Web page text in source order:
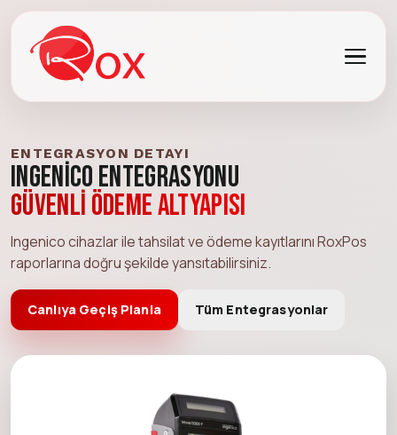
ENTEGRASYON DETAYI
Ingenico Entegrasyonu
Güvenli ödeme altyapısı
Ingenico cihazlar ile tahsilat ve ödeme kayıtlarını RoxPos
raporlarına doğru şekilde yansıtabilirsiniz.
Canlıya Geçiş Planla Tüm Entegrasyonlar